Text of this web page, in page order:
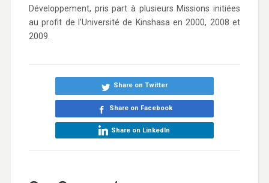
Développement, pris part à plusieurs Missions initiées
au profit de l’Université de Kinshasa en 2000, 2008 et
2009.
Share on Twitter
Share on Facebook
Share on LinkedIn